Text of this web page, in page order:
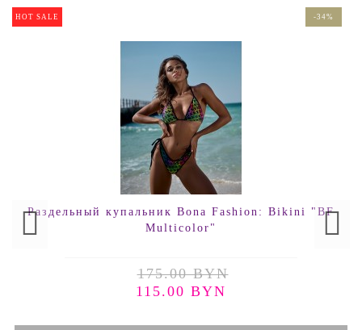
HOT SALE -34%
Раздельный купальник Bona Fashion: Bikini "BF
Multicolor"
175.00 BYN
115.00 BYN